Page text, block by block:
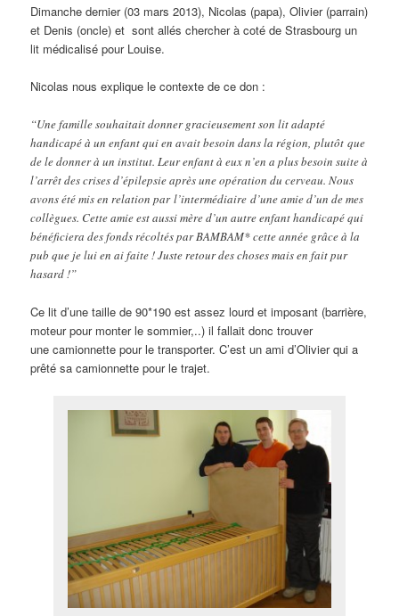
Dimanche dernier (03 mars 2013), Nicolas (papa), Olivier (parrain)
et Denis (oncle) et sont allés chercher à coté de Strasbourg un
lit médicalisé pour Louise.
Nicolas nous explique le contexte de ce don :
“Une famille souhaitait donner gracieusement son lit adapté
handicapé à un enfant qui en avait besoin dans la région, plutôt que
de le donner à un institut. Leur enfant à eux n’en a plus besoin suite à
l’arrêt des crises d’épilepsie après une opération du cerveau. Nous
avons été mis en relation par l’intermédiaire d’une amie d’un de mes
collègues. Cette amie est aussi mère d’un autre enfant handicapé qui
bénéficiera des fonds récoltés par BAMBAM* cette année grâce à la
pub que je lui en ai faite ! Juste retour des choses mais en fait pur
hasard !”
Ce lit d’une taille de 90*190 est assez lourd et imposant (barrière,
moteur pour monter le sommier,..) il fallait donc trouver
une camionnette pour le transporter. C’est un ami d’Olivier qui a
prêté sa camionnette pour le trajet.